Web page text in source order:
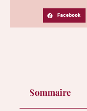
Facebook
Sommaire